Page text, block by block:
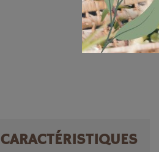
CARACTÉRISTIQUES